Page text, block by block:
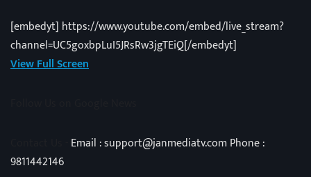
[embedyt] https://www.youtube.com/embed/live_stream?
channel=UC5goxbpLuI5JRsRw3jgTEiQ[/embedyt]
View Full Screen
Email : support@janmediatv.com Phone :
9811442146